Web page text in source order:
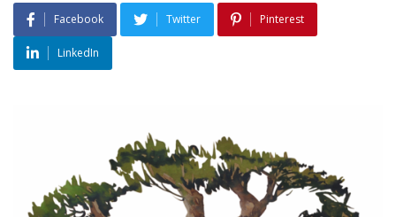
Facebook Twitter Pinterest
LinkedIn